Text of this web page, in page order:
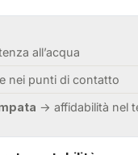
all’acqua
nei punti di contatto
→ affidabilità nel